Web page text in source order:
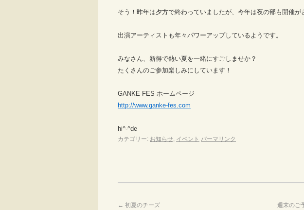
そう！昨年は夕方で終わっていましたが、今年は夜の部も開催が
出演アーティストも年々パワーアップしているようです。
みなさん、新得で熱い夏を一緒にすごしませか？
たくさんのご参加楽しみにしています！
GANKE FES ホームページ
http://www.ganke-fes.com
hi^-^de
カテゴリー: お知らせ, イベント パーマリンク
← 初夏のチーズ
週末のご